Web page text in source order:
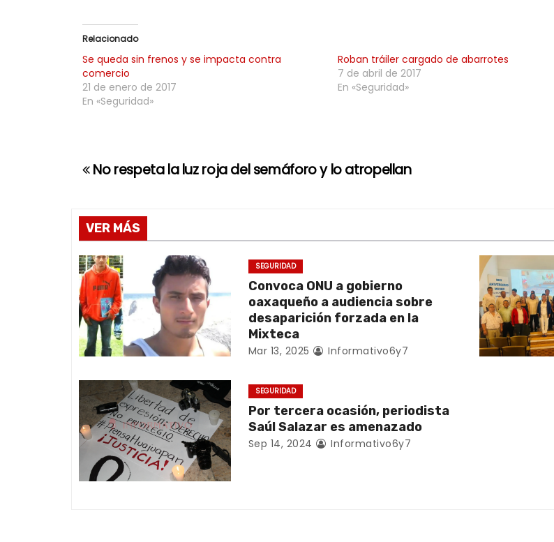
Relacionado
Se queda sin frenos y se impacta contra
comercio
21 de enero de 2017
En «Seguridad»
Roban tráiler cargado de abarrotes
7 de abril de 2017
En «Seguridad»
N
v
e
g
a
c
i
ó
n
d
No respeta la luz roja del semáforo y lo atropellan
VER MÁS
SEGURIDAD
Convoca ONU a gobierno
oaxaqueño a audiencia sobre
desaparición forzada en la
Mixteca
Mar 13, 2025 Informativo6y7
SEGURIDAD
Por tercera ocasión, periodista
Saúl Salazar es amenazado
Sep 14, 2024 Informativo6y7